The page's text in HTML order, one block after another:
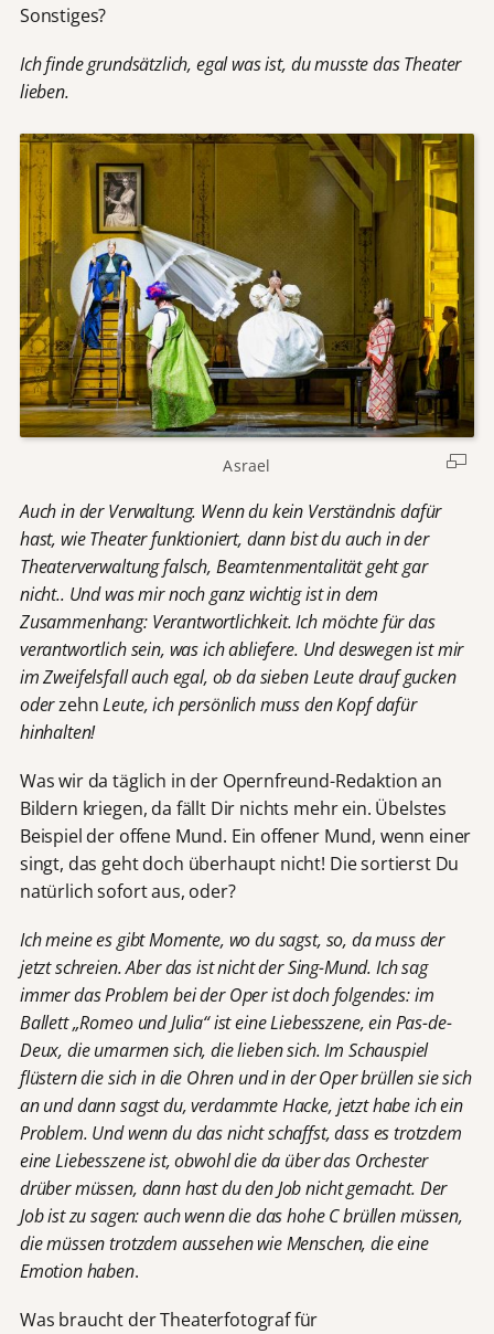
Sonstiges?
Ich finde grundsätzlich, egal was ist, du musste das Theater
lieben.
Asrael
Auch in der Verwaltung. Wenn du kein Verständnis dafür
hast, wie Theater funktioniert, dann bist du auch in der
Theaterverwaltung falsch, Beamtenmentalität geht gar
nicht.. Und was mir noch ganz wichtig ist in dem
Zusammenhang: Verantwortlichkeit. Ich möchte für das
verantwortlich sein, was ich abliefere. Und deswegen ist mir
im Zweifelsfall auch egal, ob da sieben Leute drauf gucken
oderzehnLeute, ich persönlich muss den Kopf dafür
hinhalten!
Was wir da täglich in der Opernfreund-Redaktion an
Bildern kriegen, da fällt Dir nichts mehr ein. Übelstes
Beispiel der offene Mund. Ein offener Mund, wenn einer
singt, das geht doch überhaupt nicht! Die sortierst Du
natürlich sofort aus, oder?
Ich meine es gibt Momente, wo du sagst, so, da muss der
jetzt schreien. Aber das ist nicht der Sing-Mund. Ich sag
immer das Problem bei der Oper ist doch folgendes: im
Ballett „Romeo und Julia“ ist eine Liebesszene, ein Pas-de-
Deux, die umarmen sich, die lieben sich. Im Schauspiel
flüstern die sich in die Ohren und in der Oper brüllen sie sich
an und dann sagst du, verdammte Hacke, jetzt habe ich ein
Problem. Und wenn du das nicht schaffst, dass es trotzdem
eine Liebesszene ist, obwohl die da über das Orchester
drüber müssen, dann hast du den Job nicht gemacht. Der
Job ist zu sagen: auch wenn die das hohe C brüllen müssen,
die müssen trotzdem aussehen wie Menschen, die eine
Emotion haben.
Was braucht der Theaterfotograf für